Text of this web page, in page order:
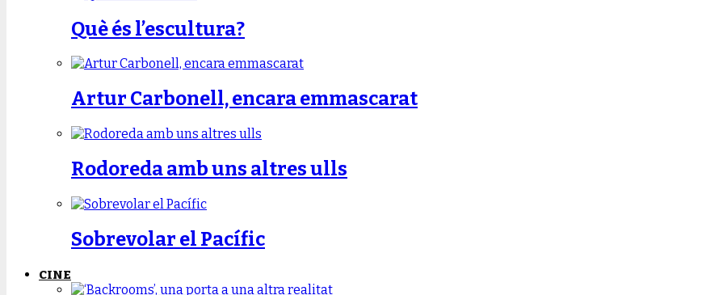
Què és l’escultura?
Artur Carbonell, encara emmascarat
Rodoreda amb uns altres ulls
Sobrevolar el Pacífic
CINE